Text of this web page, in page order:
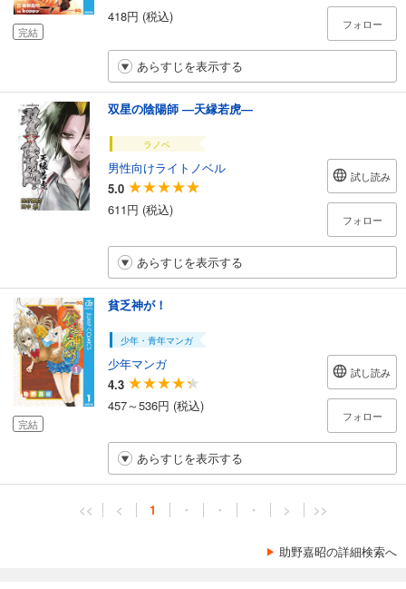
完結
418円 (税込)
フォロー
あらすじを表示する
双星の陰陽師 ―天縁若虎―
ラノベ
男性向けライトノベル
5.0
611円 (税込)
試し読み
フォロー
あらすじを表示する
完結
貧乏神が！
少年・青年マンガ
少年マンガ
4.3
457～536円 (税込)
試し読み
フォロー
あらすじを表示する
<< < 1 ・ ・ ・ > >>
助野嘉昭の詳細検索へ